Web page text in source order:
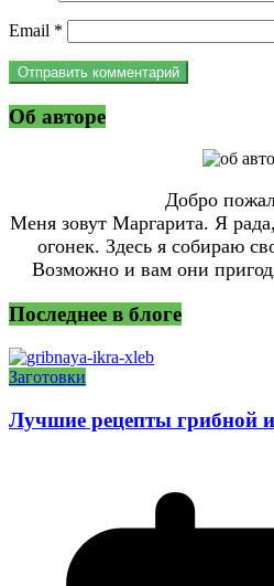
Email *
Об авторе
Добро
Меня зовут Маргарита. Я
огонек. Здесь я собираю
Возможно и вам они
Последнее в блоге
Заготовки
Лучшие рецепты грибной